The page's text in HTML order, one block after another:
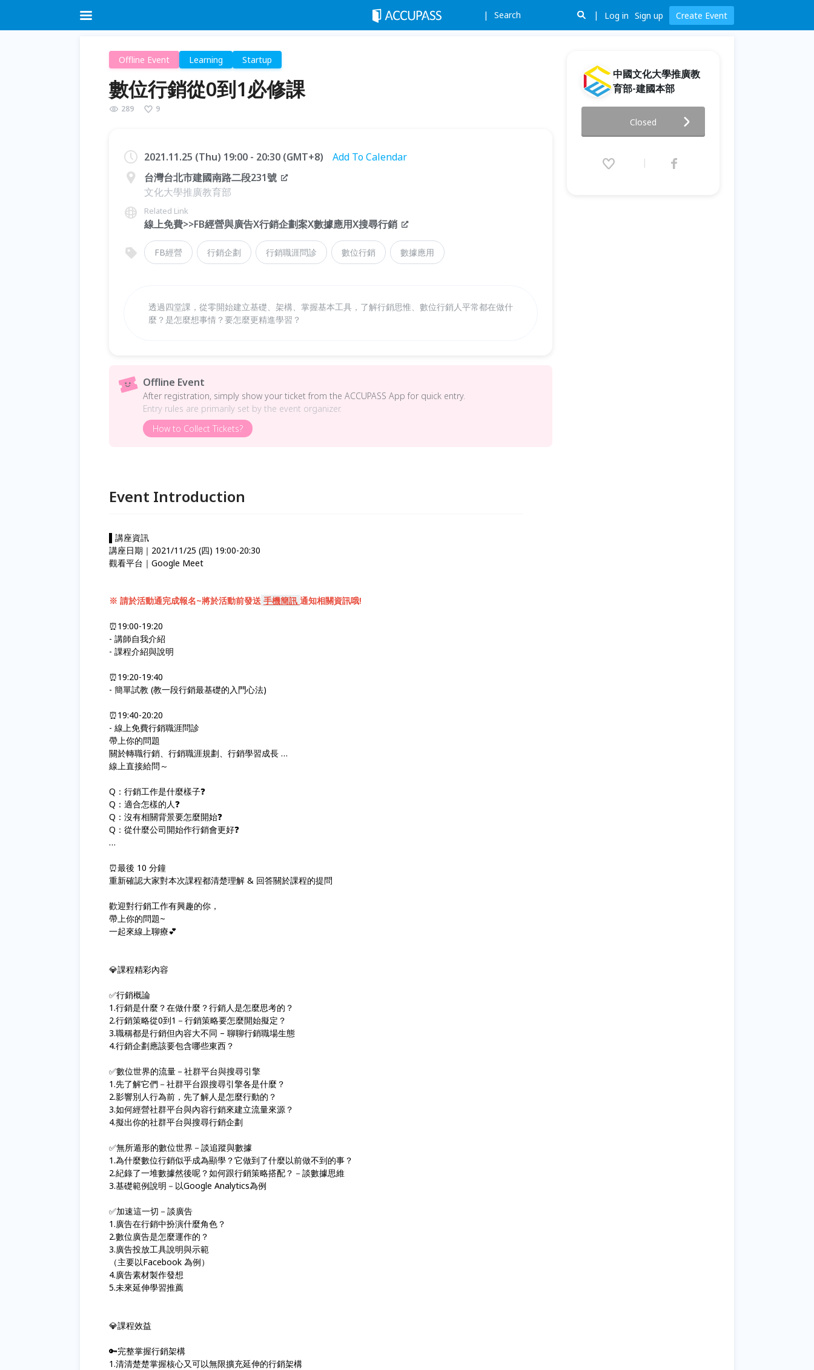
Search Log in Sign up Create Event
Offline Event Learning Startup
數位行銷從0到1必修課
289 9
2021.11.25 (Thu) 19:00 - 20:30 (GMT+8)
Add To Calendar
台灣台北市建國南路二段231號
文化大學推廣教育部
Related Link
線上免費>>FB經營與廣告X行銷企劃案X數據應用X搜尋行銷
FB經營 行銷企劃 行銷職涯問診 數位行銷 數據應用
透過四堂課，從零開始建立基礎、架構、掌握基本工具，了解行銷思惟、數位行銷人平常都在做什
麼？是怎麼想事情？要怎麼更精進學習？
Offline Event
After registration, simply show your ticket from the ACCUPASS App for quick entry.
Entry rules are primarily set by the event organizer.
How to Collect Tickets?
Event Introduction
▌講座資訊
講座日期｜2021/11/25 (四) 19:00-20:30
觀看平台｜Google Meet
※ 請於活動通完成報名~將於活動前發送 手機簡訊 通知相關資訊哦!
⏰19:00-19:20
- 講師自我介紹
- 課程介紹與說明
⏰19:20-19:40
- 簡單試教 (教一段行銷最基礎的入門心法)
⏰19:40-20:20
- 線上免費行銷職涯問診
帶上你的問題
關於轉職行銷、行銷職涯規劃、行銷學習成長 …
線上直接給問～
Q：行銷工作是什麼樣子❓
Q：適合怎樣的人❓
Q：沒有相關背景要怎麼開始❓
Q：從什麼公司開始作行銷會更好❓
…
⏰最後 10 分鐘
重新確認大家對本次課程都清楚理解 & 回答關於課程的提問
歡迎對行銷工作有興趣的你，
帶上你的問題~
一起來線上聊療💕
💎課程精彩內容
✅行銷概論
1.行銷是什麼？在做什麼？行銷人是怎麼思考的？
2.行銷策略從0到1－行銷策略要怎麼開始擬定？
3.職稱都是行銷但內容大不同 – 聊聊行銷職場生態
4.行銷企劃應該要包含哪些東西？
✅數位世界的流量－社群平台與搜尋引擎
1.先了解它們－社群平台跟搜尋引擎各是什麼？
2.影響別人行為前，先了解人是怎麼行動的？
3.如何經營社群平台與內容行銷來建立流量來源？
4.擬出你的社群平台與搜尋行銷企劃
✅無所遁形的數位世界－談追蹤與數據
1.為什麼數位行銷似乎成為顯學？它做到了什麼以前做不到的事？
2.紀錄了一堆數據然後呢？如何跟行銷策略搭配？－談數據思維
3.基礎範例說明－以Google Analytics為例
✅加速這一切－談廣告
1.廣告在行銷中扮演什麼角色？
2.數位廣告是怎麼運作的？
3.廣告投放工具說明與示範
（主要以Facebook 為例）
4.廣告素材製作發想
5.未來延伸學習推薦
💎課程效益
🔑完整掌握行銷架構
1.清清楚楚掌握核心又可以無限擴充延伸的行銷架構
中國文化大學推廣教
育部-建國本部
2021.11.25 (Thu) 19:00 - 20:30
(GMT+8)
Closed